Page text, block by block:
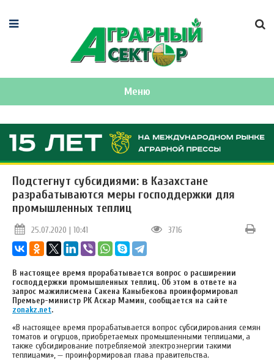
Меню
Подстегнут субсидиями: в Казахстане
разрабатываются меры господдержки для
промышленных теплиц
25.07.2020 | 10:41 3716
В настоящее время прорабатывается вопрос о расширении
господдержки промышленных теплиц. Об этом в ответе на
запрос мажилисмена Сакена Каныбекова проинформировал
Премьер-министр РК Аскар Мамин, сообщается на сайте
zonakz.net.
«В настоящее время прорабатывается вопрос субсидирования семян
томатов и огурцов, приобретаемых промышленными теплицами, а
также субсидирование потребляемой электроэнергии такими
теплицами», — проинформировал глава правительства.